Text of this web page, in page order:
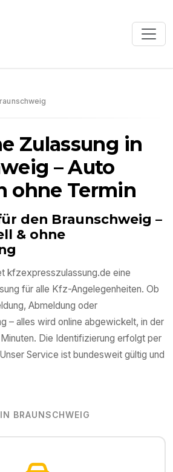
Zulassung in
– Auto
ohne Termin
den Braunschweig –
& ohne
kfzexpresszulassung.de eine
für alle Kfz-Angelegenheiten. Ob
Abmeldung oder
– alles wird online abgewickelt, in der
Minuten. Die Identifizierung erfolgt per
Service ist bundesweit gültig und
BRAUNSCHWEIG